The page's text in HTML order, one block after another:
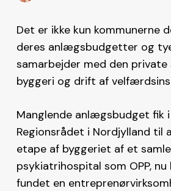
Det er ikke kun kommunerne
deres anlægsbudgetter og
samarbejder med den
byggeri og drift af
Manglende anlægsbudget fik i
Regionsrådet i Nordjylland til
etape af byggeriet af et
psykiatrihospital som OPP, nu
fundet en